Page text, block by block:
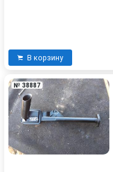
В корзину
№ 38887